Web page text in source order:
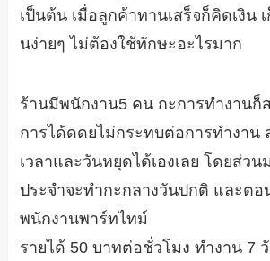
เป็นต้น เมื่อลูกค้าทานเสร็จก็คิดเงิน
นง่ายๆ ไม่ต้องใช้ทักษะอะไรมาก
ร้านมีพนักงาน5 คน กะการทำงานก็
การได้ดดยไม่กระทบต่อการทำงาน
เวลาและวันหยุดได้เองเลย โดยส่ว
ประจำจะทำกะกลางวันปกติ และตอ
พนักงานพาร์ทไทม์
รายได้ 50 บาทต่อชั่วโมง ทำงาน 7